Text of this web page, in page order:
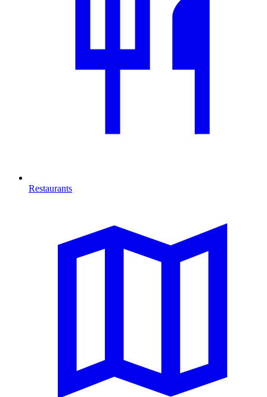
Restaurants